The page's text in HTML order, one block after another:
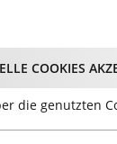
-
COOKIES
die genutzten